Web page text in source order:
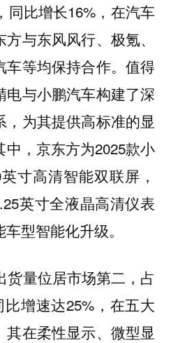
同比增长16%，在汽车
与东风风行、极氪、
车等均保持合作。值得
电与小鹏汽车构建了深
，为其提供高标准的显
，京东方为2025款小
寸高清智能双联屏，
英寸全液晶高清仪表
型智能化升级。
货量位居市场第二，占
增速达25%，在五大
在柔性显示、微型显